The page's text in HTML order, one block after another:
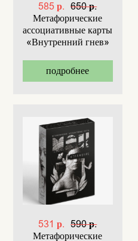
585 р. 650 р.
Метафорические
ассоциативные карты
«Внутренний гнев»
подробнее
531 р. 590 р.
Метафорические